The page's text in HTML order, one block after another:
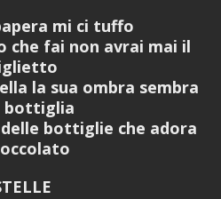
mi ci tuffo
che fai non avrai mai il
la sua ombra sembra
bottiglia
bottiglie che adora